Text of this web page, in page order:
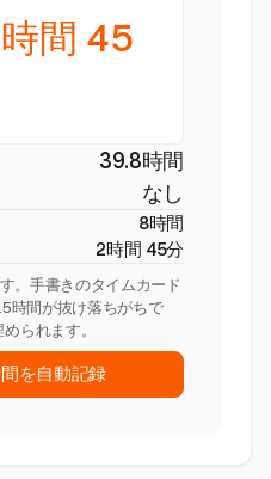
間 45
39.8時間
なし
8時間
2時間 45分
。手書きのタイムカード
時間が抜け落ちがちで
られます。
を自動記録